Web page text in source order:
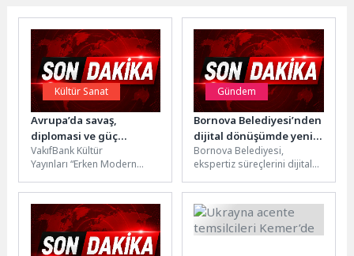
Kültür Sanat
Avrupa’da savaş,
diplomasi ve güç
mücadelesinin tarihi:
“Erken modern Avrupa
Tarihi: Uluslararası
VakıfBank Kültür
Yayınları “Erken Modern
Rekabetler” adlı eseri
okurlarla buluşturuyor. The
Oxford Handbook of...
Gündem
Bornova Belediyesi’nden
dijital dönüşümde yeni
adım
Bornova Belediyesi,
ekspertiz süreçlerini dijital
uygulamasını hizmete açtı.
Başvuru, ödeme ve arşiv...